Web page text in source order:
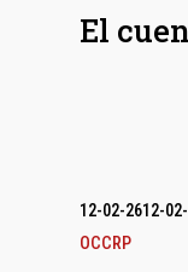
El
12-02-2612-
OCCRP